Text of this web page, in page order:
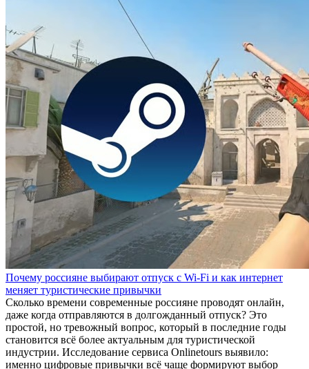
Почему россияне выбирают отпуск с Wi-Fi и как интернет
меняет туристические привычки
Сколько времени современные россияне проводят онлайн,
даже когда отправляются в долгожданный отпуск? Это
простой, но тревожный вопрос, который в последние годы
становится всё более актуальным для туристической
индустрии. Исследование сервиса Onlinetours выявило:
именно цифровые привычки всё чаще формируют выбор